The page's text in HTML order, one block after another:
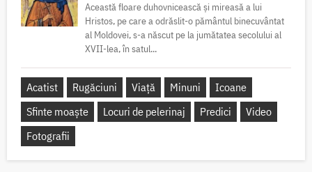
Această floare duhovnicească și mireasă a lui
Hristos, pe care a odrăslit-o pământul binecuvântat
al Moldovei, s-a născut pe la jumătatea secolului al
XVII-lea, în satul...
Acatist Rugăciuni Viață Minuni
Icoane
Sfinte moaște
Locuri de pelerinaj Predici
Video
Fotografii